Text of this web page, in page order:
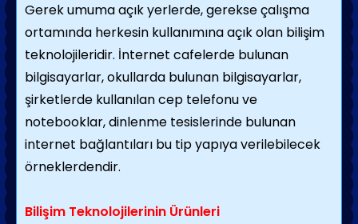
Gerek umuma açık yerlerde, gerekse çalışma
ortamında herkesin kullanımına açık olan bilişim
teknolojileridir. İnternet cafelerde bulunan
bilgisayarlar, okullarda bulunan bilgisayarlar,
şirketlerde kullanılan cep telefonu ve
notebooklar, dinlenme tesislerinde bulunan
internet bağlantıları bu tip yapıya verilebilecek
örneklerdendir.
Bilişim Teknolojilerinin Ürünleri